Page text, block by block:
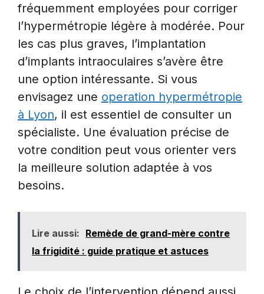
fréquemment employées pour corriger
l’hypermétropie légère à modérée. Pour
les cas plus graves, l’implantation
d’implants intraoculaires s’avère être
une option intéressante. Si vous
envisagez une operation hypermétropie
à Lyon, il est essentiel de consulter un
spécialiste. Une évaluation précise de
votre condition peut vous orienter vers
la meilleure solution adaptée à vos
besoins.
Lire aussi: Remède de grand-mère contre
la frigidité : guide pratique et astuces